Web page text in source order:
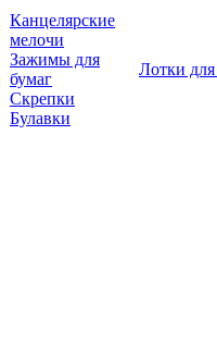
Канцелярские
мелочи
Зажимы для
бумаг
Скрепки
Булавки
Лотки